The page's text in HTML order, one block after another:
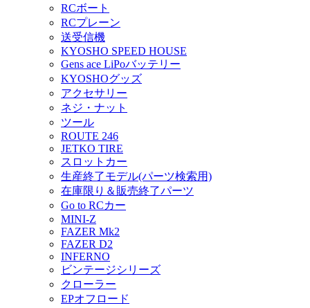
RCボート
RCプレーン
送受信機
KYOSHO SPEED HOUSE
Gens ace LiPoバッテリー
KYOSHOグッズ
アクセサリー
ネジ・ナット
ツール
ROUTE 246
JETKO TIRE
スロットカー
生産終了モデル(パーツ検索用)
在庫限り＆販売終了パーツ
Go to RCカー
MINI-Z
FAZER Mk2
FAZER D2
INFERNO
ビンテージシリーズ
クローラー
EPオフロード